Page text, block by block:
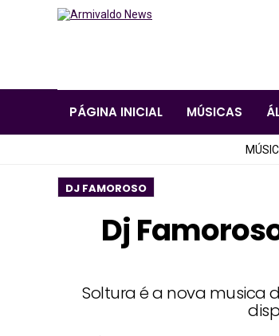
PÁGINA INICIAL MÚSICAS
DJ FAMOROSO
Dj
Soltura é a nova musica